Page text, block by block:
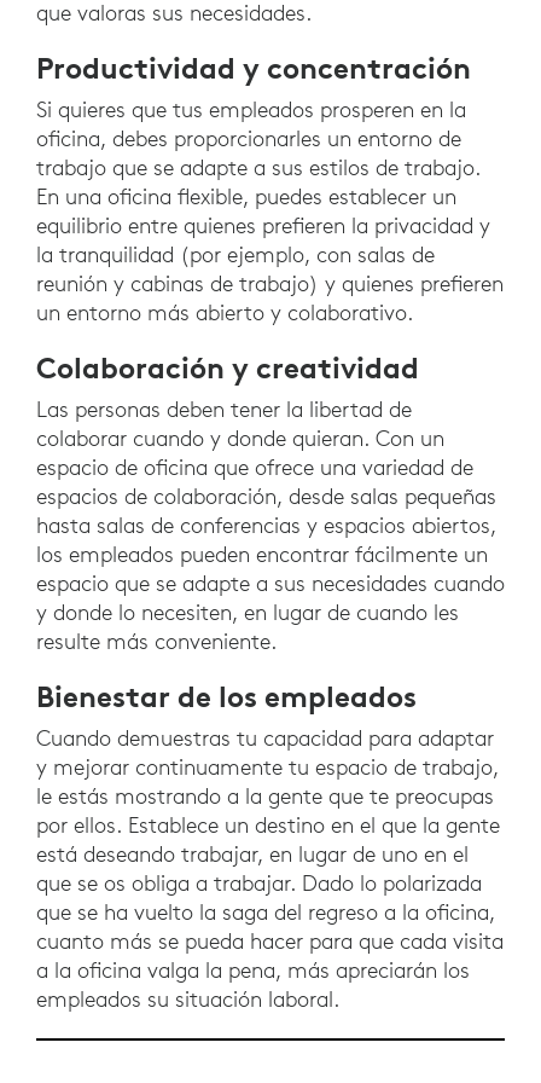
que valoras sus necesidades.
Productividad y concentración
Si quieres que tus empleados prosperen en la
oficina, debes proporcionarles un entorno de
trabajo que se adapte a sus estilos de trabajo.
En una oficina flexible, puedes establecer un
equilibrio entre quienes prefieren la privacidad y
la tranquilidad (por ejemplo, con salas de
reunión y cabinas de trabajo) y quienes prefieren
un entorno más abierto y colaborativo.
Colaboración y creatividad
Las personas deben tener la libertad de
colaborar cuando y donde quieran. Con un
espacio de oficina que ofrece una variedad de
espacios de colaboración, desde salas pequeñas
hasta salas de conferencias y espacios abiertos,
los empleados pueden encontrar fácilmente un
espacio que se adapte a sus necesidades cuando
y donde lo necesiten, en lugar de cuando les
resulte más conveniente.
Bienestar de los empleados
Cuando demuestras tu capacidad para adaptar
y mejorar continuamente tu espacio de trabajo,
le estás mostrando a la gente que te preocupas
por ellos. Establece un destino en el que la gente
está deseando trabajar, en lugar de uno en el
que se os obliga a trabajar. Dado lo polarizada
que se ha vuelto la saga del regreso a la oficina,
cuanto más se pueda hacer para que cada visita
a la oficina valga la pena, más apreciarán los
empleados su situación laboral.